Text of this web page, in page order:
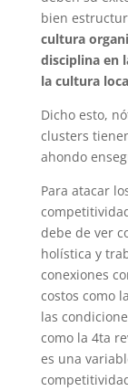
bien
cultura
disciplina en
la cultura
Dicho esto,
clusters
ahondo
Para atacar
debe de ver
holística y
conexiones
costos como
las
como la 4ta
es una